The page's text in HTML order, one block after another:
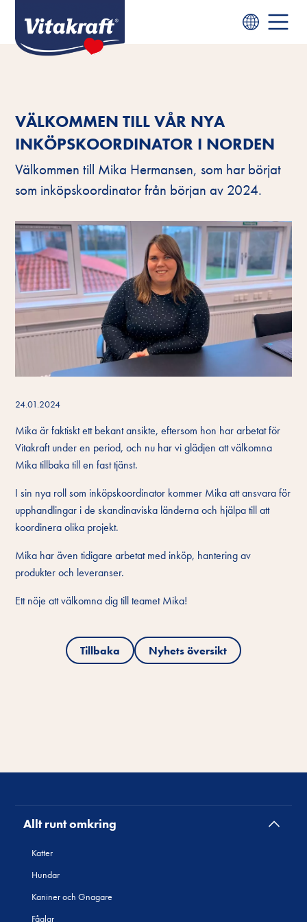
VÄLKOMMEN TILL VÅR NYA
INKÖPSKOORDINATOR I NORDEN
Välkommen till Mika Hermansen, som har börjat
som inköpskoordinator från början av 2024.
24.01.2024
Mika är faktiskt ett bekant ansikte, eftersom hon har arbetat för
Vitakraft under en period, och nu har vi glädjen att välkomna
Mika tillbaka till en fast tjänst.
I sin nya roll som inköpskoordinator kommer Mika att ansvara för
upphandlingar i de skandinaviska länderna och hjälpa till att
koordinera olika projekt.
Mika har även tidigare arbetat med inköp, hantering av
produkter och leveranser.
Ett nöje att välkomna dig till teamet Mika!
Tillbaka Nyhets översikt
Allt runt omkring
Katter
Hundar
Kaniner och Gnagare
Fåglar